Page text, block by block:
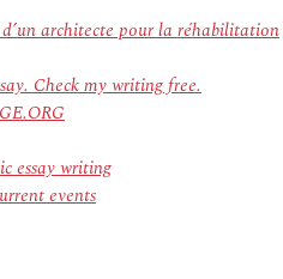
architecte pour la réhabilitation
Check my writing free.
essay writing
events